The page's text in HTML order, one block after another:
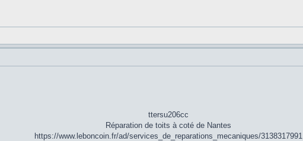
ttersu206cc
Réparation de toits à coté de Nantes
https://www.leboncoin.fr/ad/services_de_reparations_mecaniques/3138317991